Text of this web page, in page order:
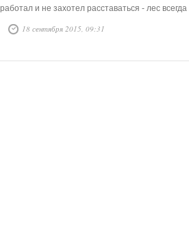
и не захотел расставаться - лес
18 сентября 2015, 09:31